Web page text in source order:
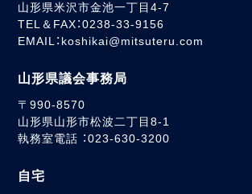
山形県米沢市金池一丁目4-7
TEL＆FAX：0238-33-9156
EMAIL：koshikai@mitsuteru.com
山形県議会事務局
〒990-8570
山形県山形市松波二丁目8-1
執務室電話 ：023-630-3200
自宅